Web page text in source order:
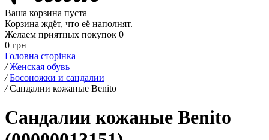
Ваша корзина пуста
Корзина ждёт, что её наполнят.
Желаем приятных покупок 0
0 грн
Головна сторінка
/ Женская обувь
/ Босоножки и сандалии
/ Сандалии кожаные Benito
Сандалии кожаные Benito